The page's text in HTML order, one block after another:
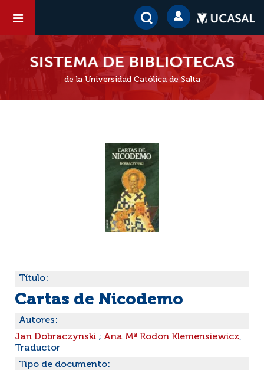
de la Universidad Católica de Salta
Título:
Cartas de Nicodemo
Autores:
Jan Dobraczynski ; Ana Mª Rodon Klemensiewicz,
Traductor
Tipo de documento: